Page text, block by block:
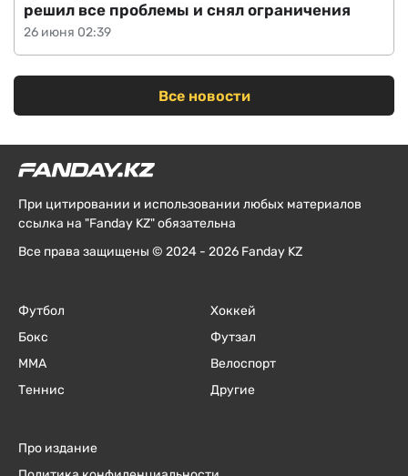
26 июня 02:39
решил все проблемы и снял ограничения
Все новости
При цитировании и использовании любых материалов
ссылка на "Fanday KZ" обязательна
Все права защищены © 2024 - 2026 Fanday KZ
Футбол
Бокс
ММА
Теннис
Хоккей
Футзал
Велоспорт
Другие
Про издание